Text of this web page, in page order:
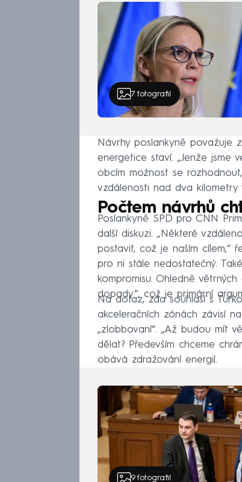
7 fotografií
Návrhy poslankyně považuje
energetice staví. „Jenže jsme
obcím možnost se
vzdálenosti nad dva kilometry
Počtem návrhů
Poslankyně SPD pro CNN
další diskuzi. „Některé
postavit, což je naším cílem,“
pro ni stále nedostatečný.
kompromisu. Ohledně
dopady“, což je primární
Na dotaz, zda souhlasí s
akceleračních zónách závisí
„zlobbovaní“. „Až budou mít
dělat? Především chceme
obává zdražování energií.
9fotografií